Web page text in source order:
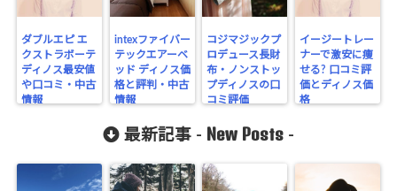
ダブルエピ エ
クストラボーテ
ディノス最安値
や口コミ・中古
情報
intexファイバー
テックエアーベ
ッド ディノス価
格と評判・中古
情報
コジマジックプ
ロデュース長財
布・ノンストッ
プディノスの口
コミ評価
イージートレー
ナーで激安に痩
せる? 口コミ評
価とディノス価
格
最新記事 - New Posts -